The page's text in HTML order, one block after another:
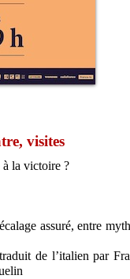
visites
à la victoire ?
assuré, entre
de l’italien par